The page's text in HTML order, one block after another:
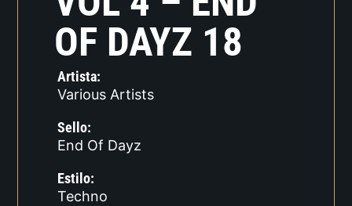
OF DAYZ 18
Artista:
Various Artists
Sello:
End Of Dayz
Estilo:
Techno